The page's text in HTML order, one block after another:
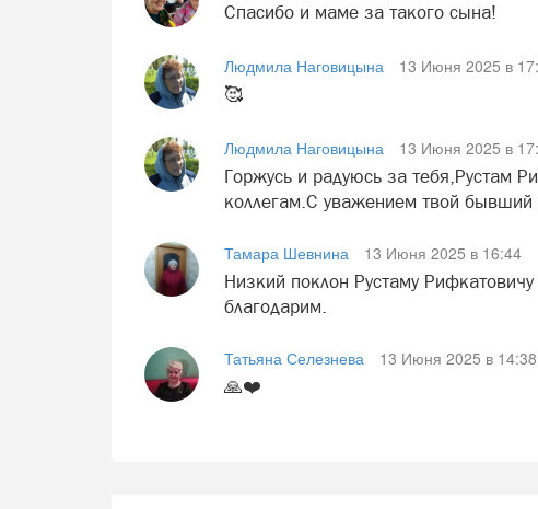
Спасибо и маме за такого сына!
Людмила Наговицына
13 Июня 2025 в
🥰
Людмила Наговицына
13 Июня 2025 в
Горжусь и радуюсь за тебя,Рустам
коллегам.С уважением твой бывший
Тамара Шевнина
13 Июня 2025 в 16:44
Низкий поклон Рустаму
благодарим.
Татьяна Селезнева
13 Июня 2025 в 14:38
🙏❤️